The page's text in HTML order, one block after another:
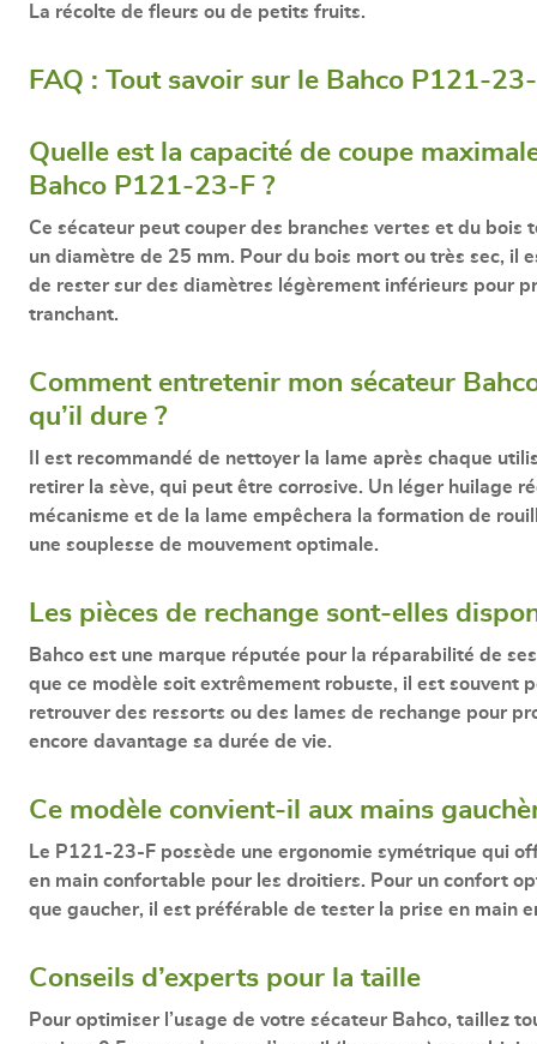
La récolte de fleurs ou de petits fruits.
FAQ : Tout savoir sur le Bahco P121-
Quelle est la capacité de coupe
Bahco P121-23-F ?
Ce sécateur peut couper des branches vertes et du bois
un diamètre de 25 mm. Pour du bois mort ou très sec, il
de rester sur des diamètres légèrement inférieurs pour
tranchant.
Comment entretenir mon sécateur
qu’il dure ?
Il est recommandé de nettoyer la lame après chaque
retirer la sève, qui peut être corrosive. Un léger huilage
mécanisme et de la lame empêchera la formation de
une souplesse de mouvement optimale.
Les pièces de rechange sont-elles
Bahco est une marque réputée pour la réparabilité de
que ce modèle soit extrêmement robuste, il est souvent
retrouver des ressorts ou des lames de rechange pour
encore davantage sa durée de vie.
Ce modèle convient-il aux mains
Le P121-23-F possède une ergonomie symétrique qui
en main confortable pour les droitiers. Pour un confort
que gaucher, il est préférable de tester la prise en main
Conseils d’experts pour la taille
Pour optimiser l’usage de votre sécateur Bahco, taillez